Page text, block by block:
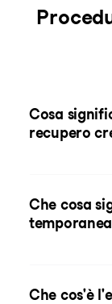
Cosa
recupero
Che cosa
Che cos'è